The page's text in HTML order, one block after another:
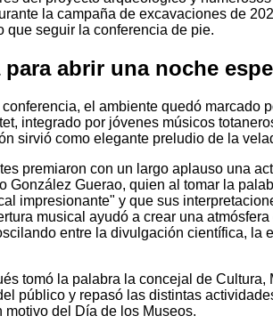
la campaña de excavaciones de
que seguir la conferencia de pie.
para abrir una noche
el ambiente quedó marcado
integrado por jóvenes músicos
sirvió como elegante preludio de la
premiaron con un largo aplauso una
González Guerao, quien al tomar la
impresionante" y que sus
musical ayudó a crear una
entre la divulgación científica, la
tomó la palabra la concejal de
público y repasó las distintas
motivo del Día de los Museos.